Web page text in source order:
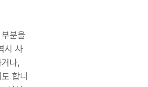
분을
시 사
나,
합니